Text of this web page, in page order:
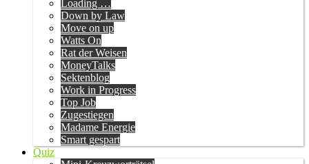
Loading …
Down by Law
Move on up
Watts On
Rat der Weisen
MoneyTalks
Sektenblog
Work in Progress
Top Job
Zugestiegen
Madame Energie
Smart gespart
Quiz